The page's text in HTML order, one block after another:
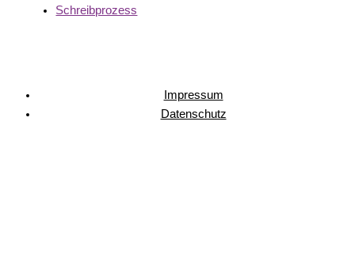
Schreibprozess
Impressum
Datenschutz